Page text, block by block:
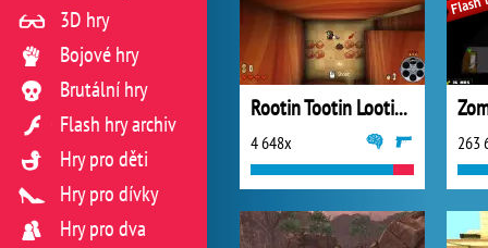
Rootin Tootin Lootin and Shootin
4 648x 263
3D hry
Bojové hry
Brutální hry
Flash hry archiv
Hry pro děti
Hry pro dívky
Hry pro dva